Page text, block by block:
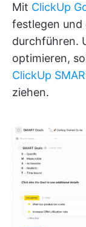
Mit ClickUp
festlegen
durchführen.
optimieren,
ClickUp
ziehen.